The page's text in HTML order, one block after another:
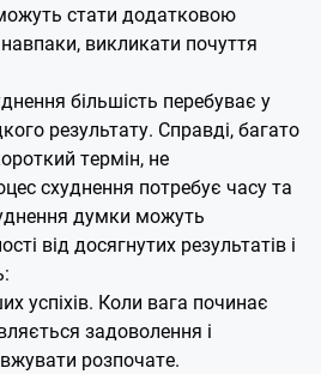
стати додатковою
викликати почуття
більшість перебуває у
результату. Справді, багато
термін, не
схуднення потребує часу та
думки можуть
від досягнутих результатів і
успіхів. Коли вага починає
задоволення і
розпочате.